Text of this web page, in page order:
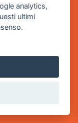
analytics,
ultimi